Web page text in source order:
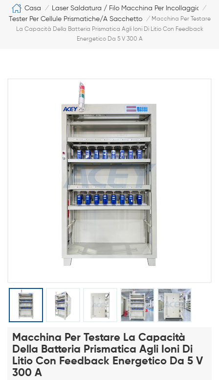
Casa / Laser Saldatura / Filo Macchina Per Incollaggio /
Tester Per Cellule Prismatiche/a Sacchetto / Macchina Per Testare
La Capacità Della Batteria Prismatica Agli Ioni Di Litio Con Feedback
Energetico Da 5 V 300 A
Macchina Per Testare La Capacità
Della Batteria Prismatica Agli Ioni Di
Litio Con Feedback Energetico Da 5 V
300 A